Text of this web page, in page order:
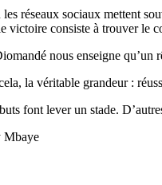
réseaux sociaux mettent
victoire consiste à trouver le
nous enseigne
la véritable grandeur :
font lever un stade.
Mbaye